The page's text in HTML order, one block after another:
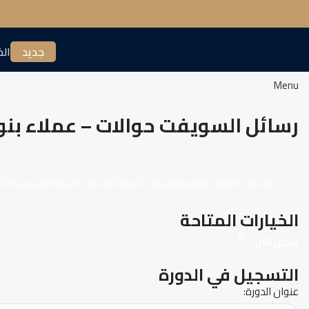
جديد
Menu
رسائل السويفت حوالات – عملاء
الخيارات المتاحة
التسجيل في الدورة
عنوان الدورة: